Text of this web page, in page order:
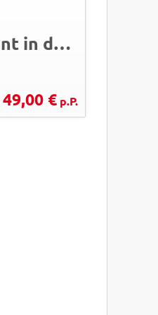
Quedlinburg - Advent in den Höfen
49,00 €p.P.